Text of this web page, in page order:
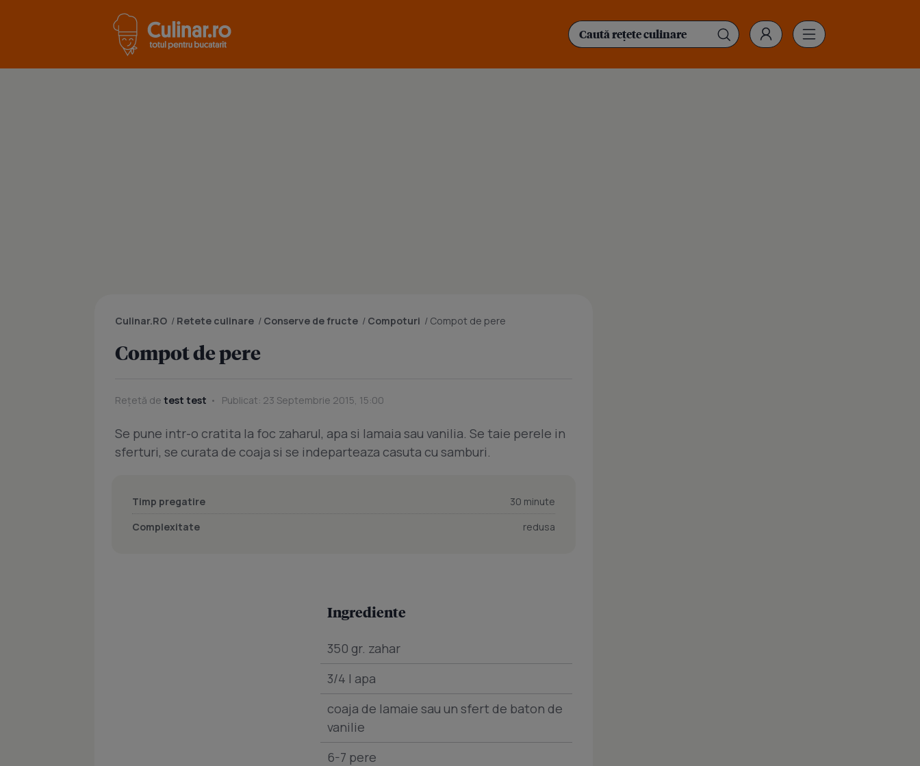
Culinar.RO / Retete culinare / Conserve de fructe / Compoturi / Compot de pere
Compot de pere
Rețetă de test test Publicat: 23 Septembrie 2015, 15:00
Se pune intr-o cratita la foc zaharul, apa si lamaia sau vanilia. Se taie perele in
sferturi, se curata de coaja si se indeparteaza casuta cu samburi.
Timp pregatire
30 minute
Complexitate
redusa
Ingrediente
350 gr. zahar
3/4 l apa
coaja de lamaie sau un sfert de baton de
vanilie
6-7 pere